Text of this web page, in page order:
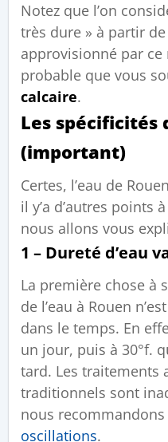
Notez que l’on
très dure » à partir
approvisionné par
probable que vous
calcaire.
Les spécificités
(important)
Certes, l’eau de
il y’a d’autres points
nous allons vous
1 – Dureté d’eau
La première chose à
de l’eau à Rouen
dans le temps. En
un jour, puis à 30°f.
tard. Les traitements
traditionnels sont
nous
oscillations.